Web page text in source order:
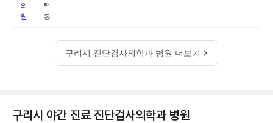
의
원
택
동
구리시 진단검사의학과 병원 더보기
구리시 야간 진료 진단검사의학과 병원